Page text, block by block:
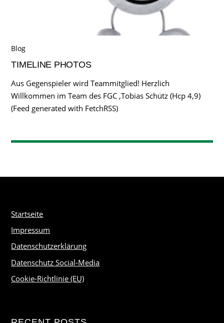
Blog
TIMELINE PHOTOS
Aus Gegenspieler wird Teammitglied! Herzlich
Willkommen im Team des FGC ,Tobias Schütz (Hcp 4,9)
(Feed generated with FetchRSS)
Startseite
Impressum
Datenschutzerklärung
Datenschutz Social-Media
Cookie-Richtlinie (EU)